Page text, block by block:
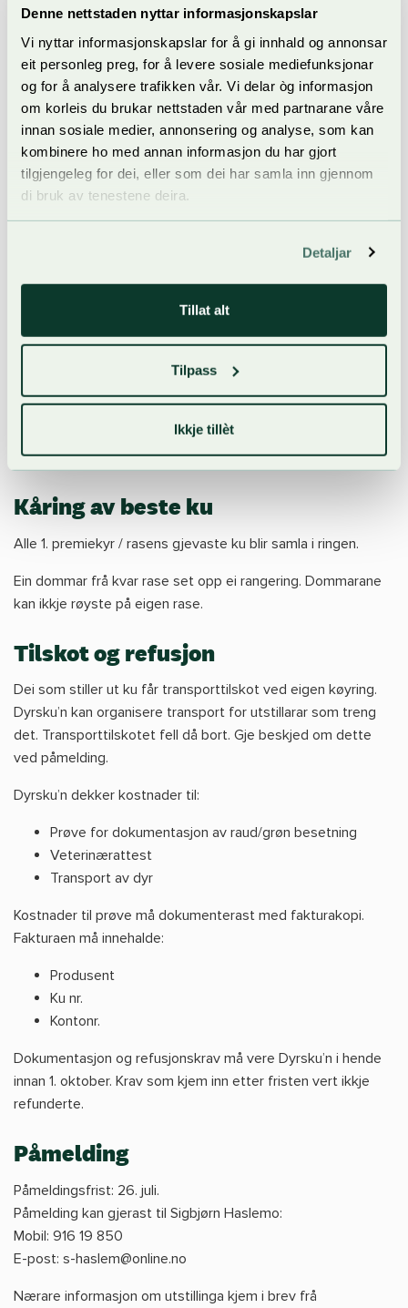
Denne nettstaden nyttar informasjonskapslar
Vi nyttar informasjonskapslar for å gi innhald og annonsar
eit personleg preg, for å levere sosiale mediefunksjonar
og for å analysere trafikken vår. Vi delar òg informasjon
om korleis du brukar nettstaden vår med partnarane våre
innan sosiale medier, annonsering og analyse, som kan
kombinere ho med annan informasjon du har gjort
tilgjengeleg for dei, eller som dei har samla inn gjennom
di bruk av tenestene deira.
Detaljar
Tillat alt
Tilpass
Ikkje tillèt
Sjuke kyr blir ikkje dømde.
Alle dyr må vere rett merka i begge øyra og innmelde i
merkeregisteret.
Premiegrad
1. premie: 8,0 for kropp og bein og 4,0 for jur
2. premie: 7,0 for kropp og bein og 3,0 for jur
Utstillingsmodell
Dyra blir delte inn i grupper etter rase og talet på kalvingar.
Alle dyr i gruppa blir ståande til alle er dømde. Det blir delt ut
deltakarpremie til alle.
Dei staselegaste kyrne frå gruppene blir samla til kåring av
rasens gjevaste ku.
Kåring av beste ku
Alle 1. premiekyr / rasens gjevaste ku blir samla i ringen.
Ein dommar frå kvar rase set opp ei rangering. Dommarane
kan ikkje røyste på eigen rase.
Tilskot og refusjon
Dei som stiller ut ku får transporttilskot ved eigen køyring.
Dyrsku’n kan organisere transport for utstillarar som treng
det. Transporttilskotet fell då bort. Gje beskjed om dette
ved påmelding.
Dyrsku’n dekker kostnader til:
Prøve for dokumentasjon av raud/grøn besetning
Veterinærattest
Transport av dyr
Kostnader til prøve må dokumenterast med fakturakopi.
Fakturaen må innehalde:
Produsent
Ku nr.
Kontonr.
Dokumentasjon og refusjonskrav må vere Dyrsku’n i hende
innan 1. oktober. Krav som kjem inn etter fristen vert ikkje
refunderte.
Påmelding
Påmeldingsfrist: 26. juli.
Påmelding kan gjerast til Sigbjørn Haslemo:
Mobil: 916 19 850
E-post: s-haslem@online.no
Nærare informasjon om utstillinga kjem i brev frå